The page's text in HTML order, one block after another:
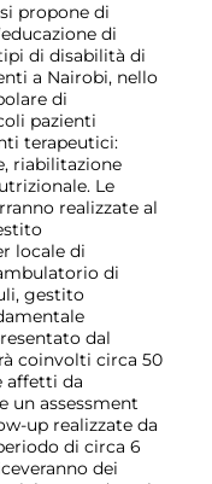
propone di
di
di disabilità di
a Nairobi, nello
di
pazienti
terapeutici:
riabilitazione
Le
realizzate al
locale di
di
gestito
dal
coinvolti circa 50
affetti da
un assessment
up realizzate da
di circa 6
dei